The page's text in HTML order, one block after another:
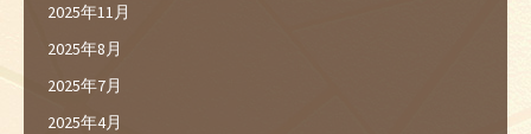
2025年11月
2025年8月
2025年7月
2025年4月